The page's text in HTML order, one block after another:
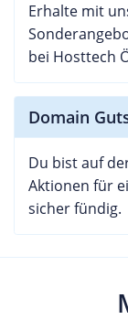
Erhalte mit
bei Hosttech
Domain
Du bist auf
Aktionen für
sicher fündig.